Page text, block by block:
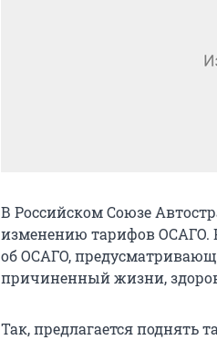
В Российском Союзе
изменению тарифов ОСАГО.
об ОСАГО,
причиненный жизни,
Так, предлагается поднять